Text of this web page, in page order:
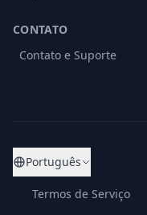
CONTATO
Contato e Suporte
Português
Termos de Serviço